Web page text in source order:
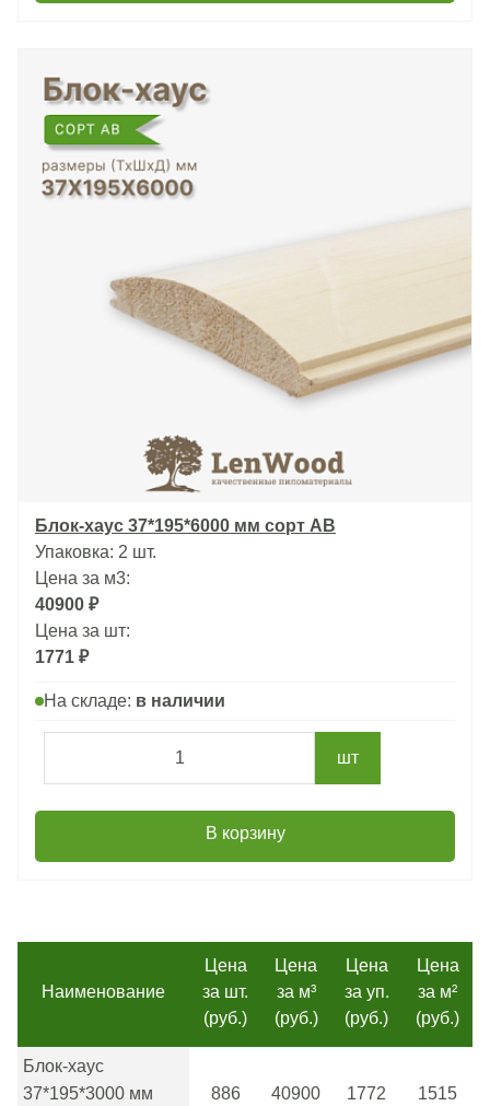
Блок-хаус 37*195*6000 мм сорт АВ
Упаковка: 2 шт.
Цена за м3:
40900 ₽
Цена за шт:
1771 ₽
На складе: в наличии
шт
В корзину
Наименование
Цена
за шт.
(руб.)
Цена
за м³
(руб.)
Цена
за уп.
(руб.)
Цена
за м²
(руб.)
Блок-хаус
37*195*3000 мм
886 40900 1772 1515